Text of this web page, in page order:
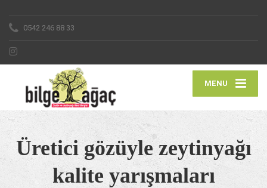
0542 246 88 33
MENU
Üretici gözüyle zeytinyağı
kalite yarışmaları